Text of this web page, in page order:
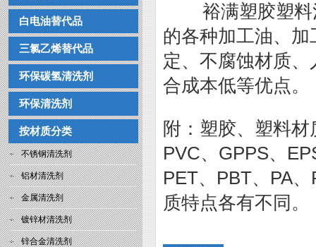
白电油替代品
三氯乙烯替代品
环保碳氢清洗剂
环保清洗剂
按材质分类
不锈钢清洗剂
铝材清洗剂
金属清洗剂
镀锌材清洗剂
锌合金清洗剂
裕满塑胶塑料
的各种加工油、
定、不腐蚀材质
合成本低等优点。
附：塑胶、塑料
PVC、GPPS、
PET、PBT、PA
质特点各有不同。